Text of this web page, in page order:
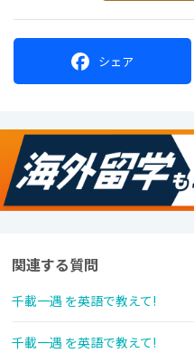
シェア
関連する質問
千載一遇 を英語で教えて!
千載一遇 を英語で教えて!